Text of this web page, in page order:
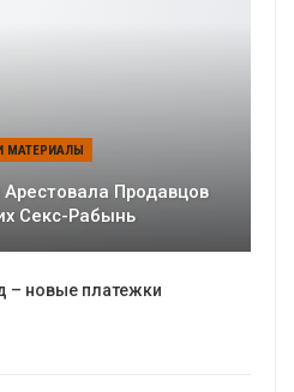
МАТЕРИАЛЫ
Продавцов
Секс-Рабынь
– новые платежки